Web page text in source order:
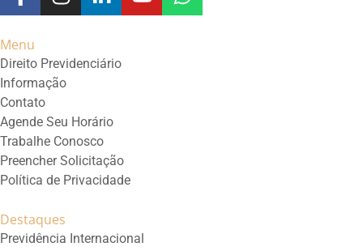
Menu
Direito Previdenciário
Informação
Contato
Agende Seu Horário
Trabalhe Conosco
Preencher Solicitação
Política de Privacidade
Destaques
Previdência Internacional